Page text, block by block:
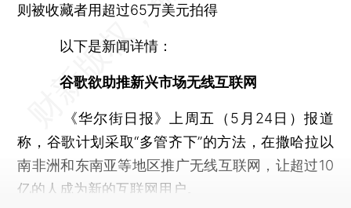
则被收藏者用超过65万美元拍得
以下是新闻详情：
谷歌欲助推新兴市场无线互联网
《华尔街日报》上周五（5月24日）报道
称，谷歌计划采取“多管齐下”的方法，在撒哈拉以
南非洲和东南亚等地区推广无线互联网，让超过10
亿的人成为新的互联网用户。